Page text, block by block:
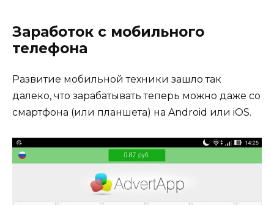
Заработок с мобильного
телефона
Развитие мобильной техники зашло так
далеко, что зарабатывать теперь можно даже со
смартфона (или планшета) на Android или iOS.